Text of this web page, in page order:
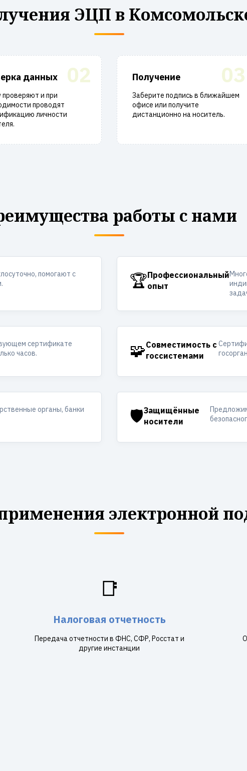
ЭЦП в
02
данных
проверяют и при
проводят
личности
03
Получение
Заберите подпись в ближайшем
офисе или получите
дистанционно на носитель.
работы с нами
помогают с
🏆Профессиональный
опыт
сертификате
часов.
🧩Совместимость с
госсистемами
органы, банки
🛡️Защищённые
носители
электронной
📑
Налоговая отчетность
Передача отчетности в ФНС, СФР, Росстат и
другие инстанции